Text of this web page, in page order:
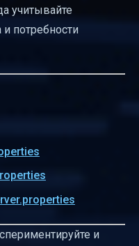
учитывайте
потребности
и